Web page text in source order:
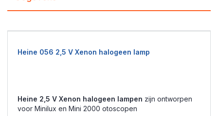
Heine 056 2,5 V Xenon halogeen lamp
Heine 2,5 V Xenon halogeen lampen zijn ontworpen
voor Minilux en Mini 2000 otoscopen